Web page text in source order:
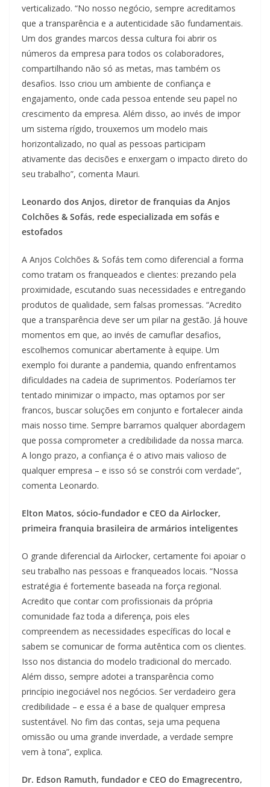
verticalizado. “No nosso negócio, sempre acreditamos
que a transparência e a autenticidade são fundamentais.
Um dos grandes marcos dessa cultura foi abrir os
números da empresa para todos os colaboradores,
compartilhando não só as metas, mas também os
desafios. Isso criou um ambiente de confiança e
engajamento, onde cada pessoa entende seu papel no
crescimento da empresa. Além disso, ao invés de impor
um sistema rígido, trouxemos um modelo mais
horizontalizado, no qual as pessoas participam
ativamente das decisões e enxergam o impacto direto do
seu trabalho”, comenta Mauri.
Leonardo dos Anjos, diretor de franquias da Anjos
Colchões & Sofás, rede especializada em sofás e
estofados
A Anjos Colchões & Sofás tem como diferencial a forma
como tratam os franqueados e clientes: prezando pela
proximidade, escutando suas necessidades e entregando
produtos de qualidade, sem falsas promessas. “Acredito
que a transparência deve ser um pilar na gestão. Já houve
momentos em que, ao invés de camuflar desafios,
escolhemos comunicar abertamente à equipe. Um
exemplo foi durante a pandemia, quando enfrentamos
dificuldades na cadeia de suprimentos. Poderíamos ter
tentado minimizar o impacto, mas optamos por ser
francos, buscar soluções em conjunto e fortalecer ainda
mais nosso time. Sempre barramos qualquer abordagem
que possa comprometer a credibilidade da nossa marca.
A longo prazo, a confiança é o ativo mais valioso de
qualquer empresa – e isso só se constrói com verdade”,
comenta Leonardo.
Elton Matos, sócio-fundador e CEO da Airlocker,
primeira franquia brasileira de armários inteligentes
O grande diferencial da Airlocker, certamente foi apoiar o
seu trabalho nas pessoas e franqueados locais. “Nossa
estratégia é fortemente baseada na força regional.
Acredito que contar com profissionais da própria
comunidade faz toda a diferença, pois eles
compreendem as necessidades específicas do local e
sabem se comunicar de forma autêntica com os clientes.
Isso nos distancia do modelo tradicional do mercado.
Além disso, sempre adotei a transparência como
princípio inegociável nos negócios. Ser verdadeiro gera
credibilidade – e essa é a base de qualquer empresa
sustentável. No fim das contas, seja uma pequena
omissão ou uma grande inverdade, a verdade sempre
vem à tona”, explica.
Dr. Edson Ramuth, fundador e CEO do Emagrecentro,